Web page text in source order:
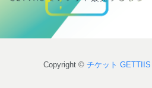
Copyright © チケット GETTIIS